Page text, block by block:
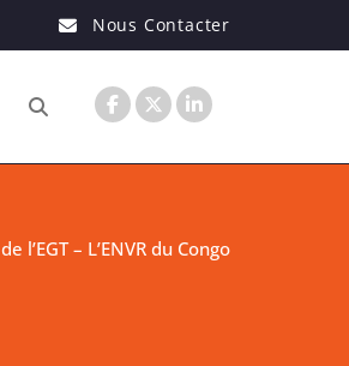
Nous Contacter
l’EGT – L’ENVR du Congo